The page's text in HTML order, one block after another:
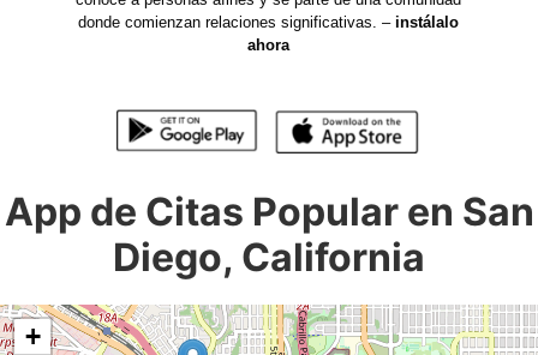
donde comienzan relaciones significativas. –instálalo
ahora
App de Citas Popular en San
Diego, California
+